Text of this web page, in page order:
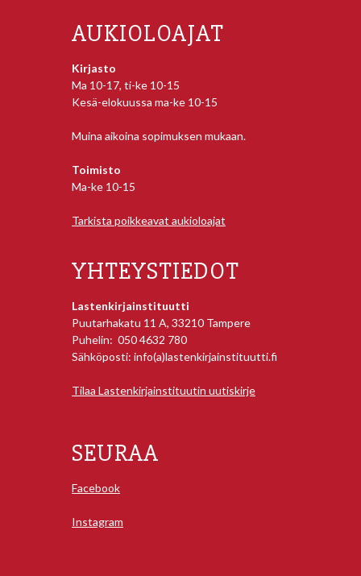
AUKIOLOAJAT
Kirjasto
Ma 10-17, ti-ke 10-15
Kesä-elokuussa ma-ke 10-15
Muina aikoina sopimuksen mukaan.
Toimisto
Ma-ke 10-15
Tarkista poikkeavat aukioloajat
YHTEYSTIEDOT
Lastenkirjainstituutti
Puutarhakatu 11 A, 33210 Tampere
Puhelin: 050 4632 780
Sähköposti: info(a)lastenkirjainstituutti.fi
Tilaa Lastenkirjainstituutin uutiskirje
SEURAA
Facebook
Instagram